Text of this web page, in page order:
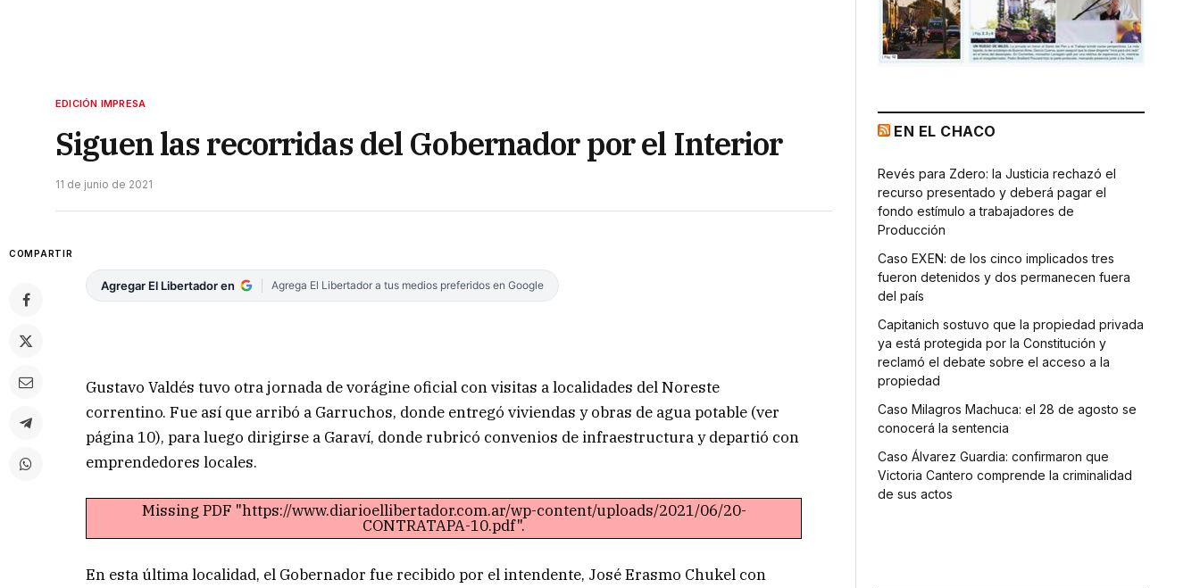
EDICIÓN IMPRESA
Siguen las recorridas del Gobernador por el Interior
11 de junio de 2021
COMPARTIR
Agregar El Libertador en Agrega El Libertador a tus medios preferidos en Google
Gustavo Valdés tuvo otra jornada de vorágine oficial con visitas a localidades del Noreste
correntino. Fue así que arribó a Garruchos, donde entregó viviendas y obras de agua potable (ver
página 10), para luego dirigirse a Garaví, donde rubricó convenios de infraestructura y departió con
emprendedores locales.
Missing PDF "https://www.diarioellibertador.com.ar/wp-content/uploads/2021/06/20-
CONTRATAPA-10.pdf".
En esta última localidad, el Gobernador fue recibido por el intendente, José Erasmo Chukel con
EN EL CHACO
Revés para Zdero: la Justicia rechazó el
recurso presentado y deberá pagar el
fondo estímulo a trabajadores de
Producción
Caso EXEN: de los cinco implicados tres
fueron detenidos y dos permanecen fuera
del país
Capitanich sostuvo que la propiedad privada
ya está protegida por la Constitución y
reclamó el debate sobre el acceso a la
propiedad
Caso Milagros Machuca: el 28 de agosto se
conocerá la sentencia
Caso Álvarez Guardia: confirmaron que
Victoria Cantero comprende la criminalidad
de sus actos